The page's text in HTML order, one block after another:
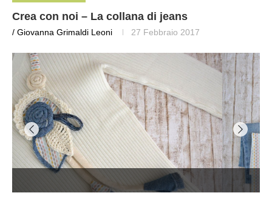
Crea con noi – La collana di jeans
/ Giovanna Grimaldi Leoni 27 Febbraio 2017